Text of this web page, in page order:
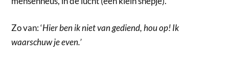
Zo van: ‘Hier ben ik niet van gediend, hou op! Ik
waarschuw je even.’